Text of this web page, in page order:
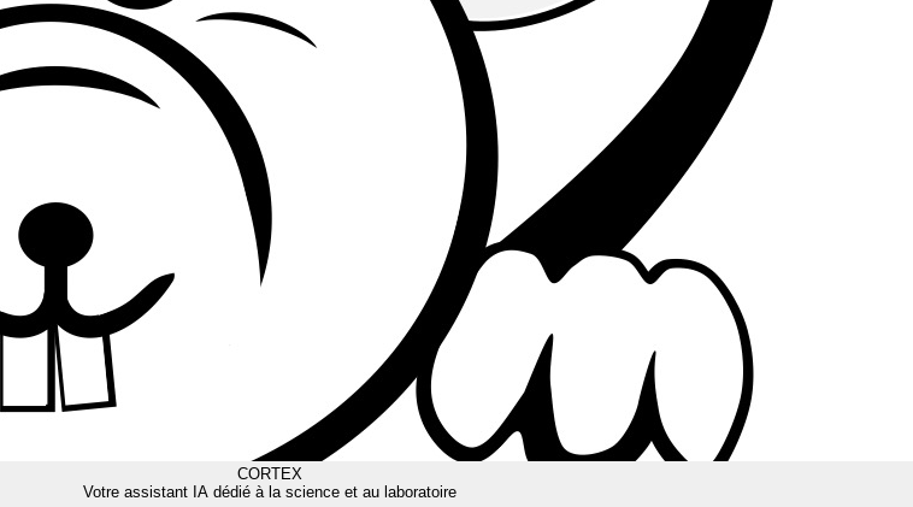
CORTEX
Votre assistant IA dédié à la science et au laboratoire